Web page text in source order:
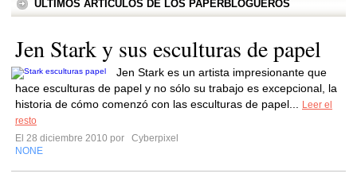
ÚLTIMOS ARTÍCULOS DE LOS PAPERBLOGUEROS
Jen Stark y sus esculturas de papel
Jen Stark es un artista impresionante que
hace esculturas de papel y no sólo su trabajo es excepcional, la
historia de cómo comenzó con las esculturas de papel...
Leer el
resto
El 28 diciembre 2010 por
Cyberpixel
NONE